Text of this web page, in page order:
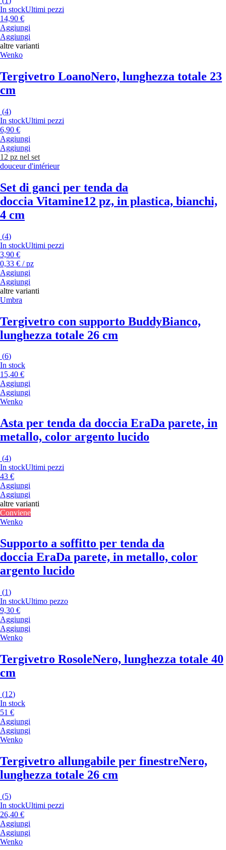
In stockUltimi pezzi
14,90 €
Aggiungi
Aggiungi
altre varianti
Wenko
Tergivetro LoanoNero, lunghezza totale 23
cm
(4)
In stockUltimi pezzi
6,90 €
Aggiungi
Aggiungi
12 pz nel set
douceur d'intérieur
Set di ganci per tenda da
doccia Vitamine12 pz, in plastica, bianchi,
4 cm
(4)
In stockUltimi pezzi
3,90 €
0,33 € / pz
Aggiungi
Aggiungi
altre varianti
Umbra
Tergivetro con supporto BuddyBianco,
lunghezza totale 26 cm
(6)
In stock
15,40 €
Aggiungi
Aggiungi
Wenko
Asta per tenda da doccia EraDa parete, in
metallo, color argento lucido
(4)
In stockUltimi pezzi
43 €
Aggiungi
Aggiungi
altre varianti
Conviene
Wenko
Supporto a soffitto per tenda da
doccia EraDa parete, in metallo, color
argento lucido
(1)
In stockUltimo pezzo
9,30 €
Aggiungi
Aggiungi
Wenko
Tergivetro RosoleNero, lunghezza totale 40
cm
(12)
In stock
51 €
Aggiungi
Aggiungi
Wenko
Tergivetro allungabile per finestreNero,
lunghezza totale 26 cm
(5)
In stockUltimi pezzi
26,40 €
Aggiungi
Aggiungi
Wenko